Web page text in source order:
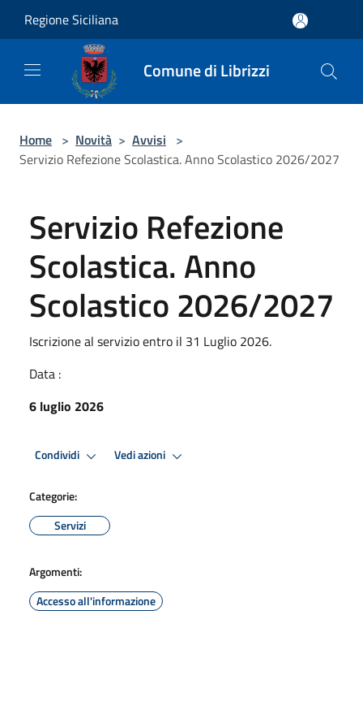
Regione Siciliana
Comune di Librizzi
Home > Novità > Avvisi >
Servizio Refezione Scolastica. Anno Scolastico 2026/2027
Servizio Refezione
Scolastica. Anno
Scolastico 2026/2027
Iscrizione al servizio entro il 31 Luglio 2026.
Data :
6 luglio 2026
Condividi Vedi azioni
Categorie:
Servizi
Argomenti:
Accesso all'informazione